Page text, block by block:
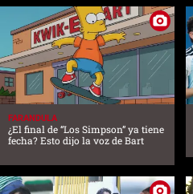
FARANDULA
¿El final de “Los Simpson” ya tiene
fecha? Esto dijo la voz de Bart